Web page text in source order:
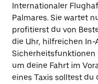
Internationaler
Palmares. Sie wartet
profitierst du von
die Uhr, hilfreichen In-
Sicherheitsfunktionen
um deine Fahrt im
eines Taxis solltest du